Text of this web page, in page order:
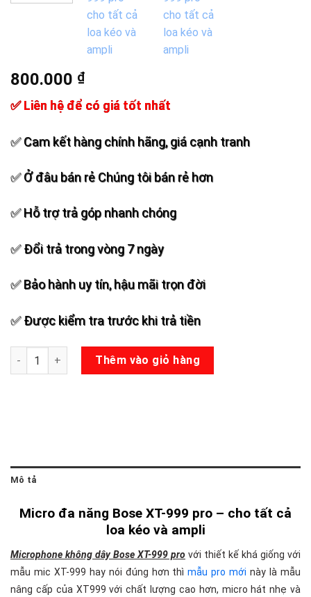
800.000 ₫
✅ Liên hệ để có giá tốt nhất
✅ Cam kết hàng chính hãng, giá cạnh tranh
✅ Ở đâu bán rẻ Chúng tôi bán rẻ hơn
✅ Hỗ trợ trả góp nhanh chóng
✅ Đổi trả trong vòng 7 ngày
✅ Bảo hành uy tín, hậu mãi trọn đời
✅ Được kiểm tra trước khi trả tiền
Micro đa năng Bose XT-999 pro số lượng
Thêm vào giỏ hàng
Mô tả
Micro đa năng Bose XT-999 pro – cho tất cả
loa kéo và ampli
Microphone không dây Bose XT-999 pro với thiết kế khá giống với
mẫu mic XT-999 hay nói đúng hơn thìmẫu pro mới này là mẫu
nâng cấp của XT999 với chất lượng cao hơn, micro hát nhẹ và